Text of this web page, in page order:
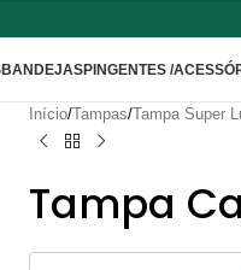
BANDEJASPINGENTES /
Início/Tampas/Tampa Super
Tampa